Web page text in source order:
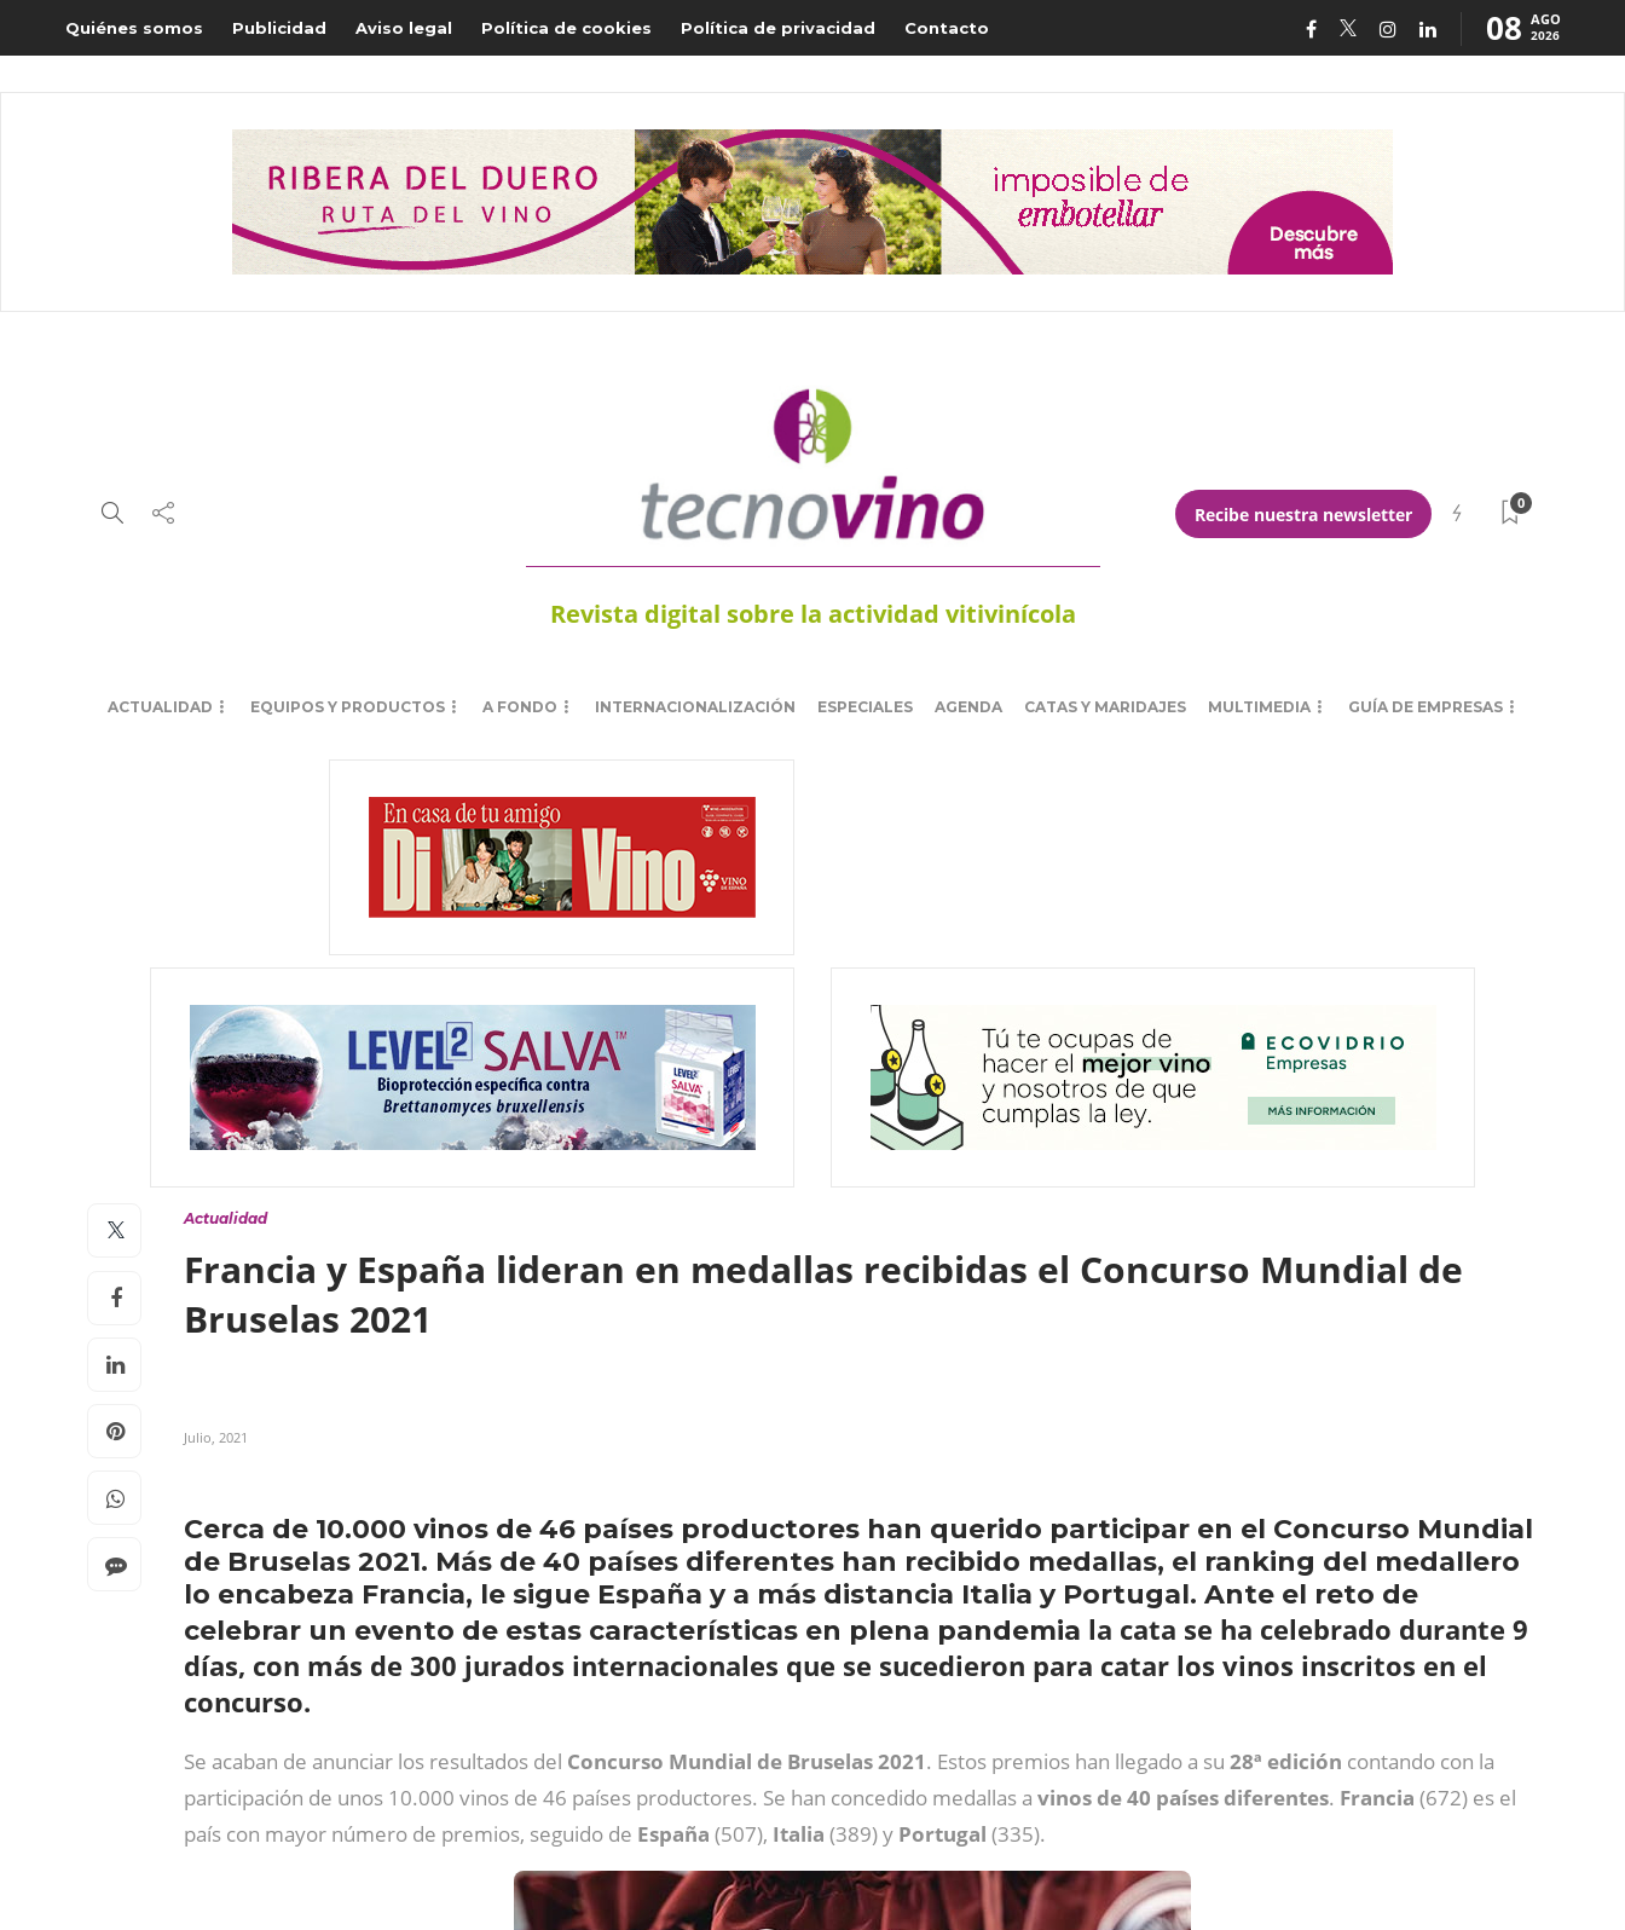
Quiénes somos Publicidad Aviso legal Política de cookies Política de privacidad Contacto 08 AGO
2026
Revista digital sobre la actividad vitivinícola
Recibe nuestra newsletter
0
ACTUALIDAD EQUIPOS Y PRODUCTOS A FONDO INTERNACIONALIZACIÓN ESPECIALES AGENDA CATAS Y MARIDAJES MULTIMEDIA GUÍA DE EMPRESAS
Actualidad
Francia y España lideran en medallas recibidas el Concurso Mundial de
Bruselas 2021
Julio, 2021
Cerca de 10.000 vinos de 46 países productores han querido participar en el Concurso Mundial
de Bruselas 2021. Más de 40 países diferentes han recibido medallas, el ranking del medallero
lo encabeza Francia, le sigue España y a más distancia Italia y Portugal. Ante el reto de
celebrar un evento de estas características en plena pandemia la cata se ha celebrado durante 9
días, con más de 300 jurados internacionales que se sucedieron para catar los vinos inscritos en el
concurso.
Se acaban de anunciar los resultados del Concurso Mundial de Bruselas 2021. Estos premios han llegado a su 28ª edición contando con la
participación de unos 10.000 vinos de 46 países productores. Se han concedido medallas a vinos de 40 países diferentes. Francia (672) es el
país con mayor número de premios, seguido de España (507), Italia (389) y Portugal (335).